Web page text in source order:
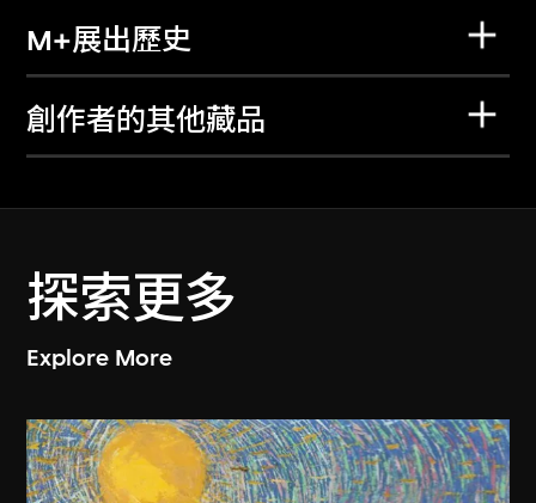
M+展出歷史
創作者的其他藏品
探索更多
Explore More